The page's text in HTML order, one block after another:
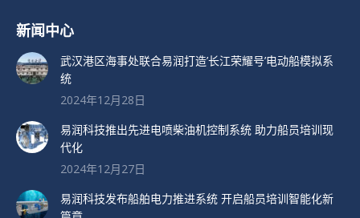
新闻中心
武汉港区海事处联合易润打造’长江荣耀号’电动船模拟系
统
2024年12月28日
易润科技推出先进电喷柴油机控制系统 助力船员培训现
代化
2024年12月27日
易润科技发布船舶电力推进系统 开启船员培训智能化新